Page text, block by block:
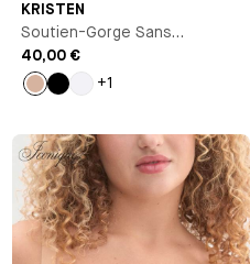
KRISTEN
Soutien-Gorge Sans
Armature
40,00 €
Nude NoirBlanc
+1